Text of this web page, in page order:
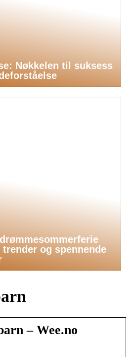
Nøkkelen til suksess
trender og spennende
– Wee.no